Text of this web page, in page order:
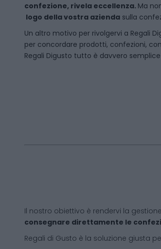
confezione, rivela eccellenza. Ma
logo della vostra azienda sulla
Un altro motivo per rivolgervi a Regali
per concordare prodotti, confezioni,
Regali Digusto tutto è davvero
Il nostro obiettivo è rendervi la
consegnare direttamente le
Regali di Gusto è la soluzione giusta